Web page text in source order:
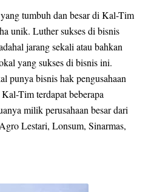
tumbuh dan besar di Kal-Tim
unik. Luther sukses di bisnis
jarang sekali atau bahkan
yang sukses di bisnis ini.
punya bisnis hak pengusahaan
Tim terdapat beberapa
milik perusahaan besar dari
Lestari, Lonsum, Sinarmas,